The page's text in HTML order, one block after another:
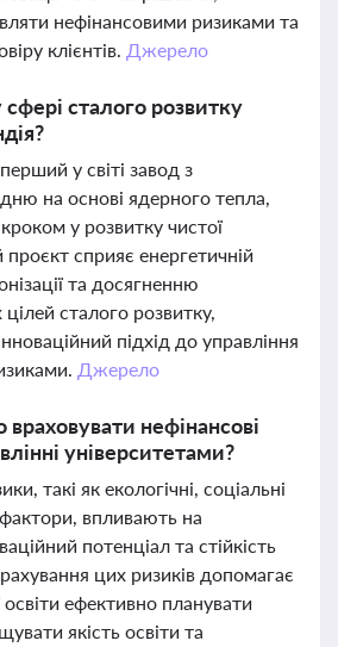
нефінансовими ризиками та
клієнтів. Джерело
сфері сталого розвитку
у світі завод з
на основі ядерного тепла,
у розвитку чистої
сприяє енергетичній
та досягненню
сталого розвитку,
підхід до управління
Джерело
нефінансові
університетами?
такі як екологічні, соціальні
фактори, впливають на
потенціал та стійкість
цих ризиків допомагає
ефективно планувати
якість освіти та